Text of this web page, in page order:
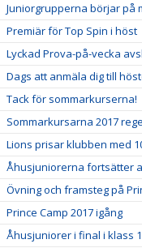
Juniorgrupperna börjar på
Premiär för Top Spin i höst
Lyckad Prova-på-vecka
Dags att anmäla dig till
Tack för sommarkurserna!
Sommarkursarna 2017
Lions prisar klubben med
Åhusjuniorerna fortsätter
Övning och framsteg på
Prince Camp 2017 igång
Åhusjuniorer i final i klass